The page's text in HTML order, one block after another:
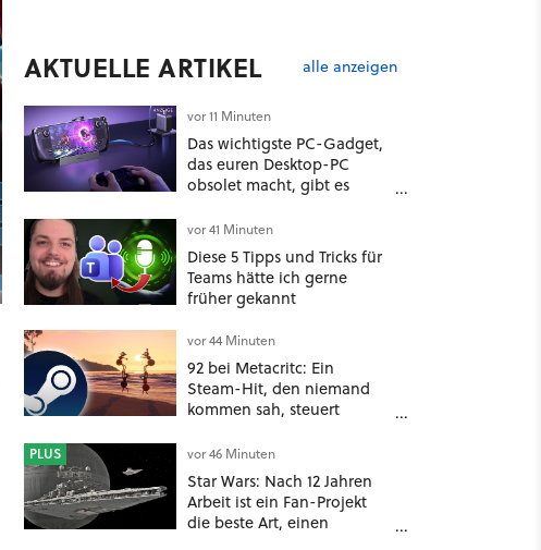
AKTUELLE ARTIKEL alle anzeigen
vor 11 Minuten
Das wichtigste PC-Gadget,
das euren Desktop-PC
obsolet macht, gibt es
vor 41 Minuten
Diese 5 Tipps und Tricks für
Teams hätte ich gerne
früher gekannt
vor 44 Minuten
92 bei Metacritc: Ein
Steam-Hit, den niemand
kommen sah, steuert
den Game Awards zu
PLUS vor 46 Minuten
Star Wars: Nach 12 Jahren
Arbeit ist ein Fan-Projekt
die beste Art, einen